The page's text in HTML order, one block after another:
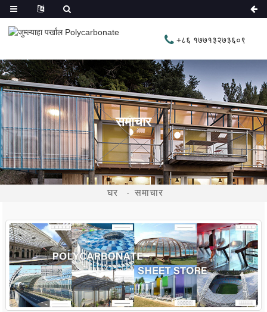
+८६ १७७१३२७३६०९
समाचार
घर समाचार